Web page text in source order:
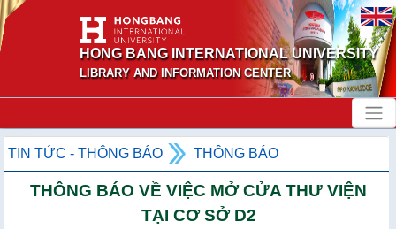
HONG BANG INTERNATIONAL UNIVERSITY
LIBRARY AND INFORMATION CENTER
TIN TỨC - THÔNG BÁO THÔNG BÁO
THÔNG BÁO VỀ VIỆC MỞ CỬA THƯ VIỆN
TẠI CƠ SỞ D2